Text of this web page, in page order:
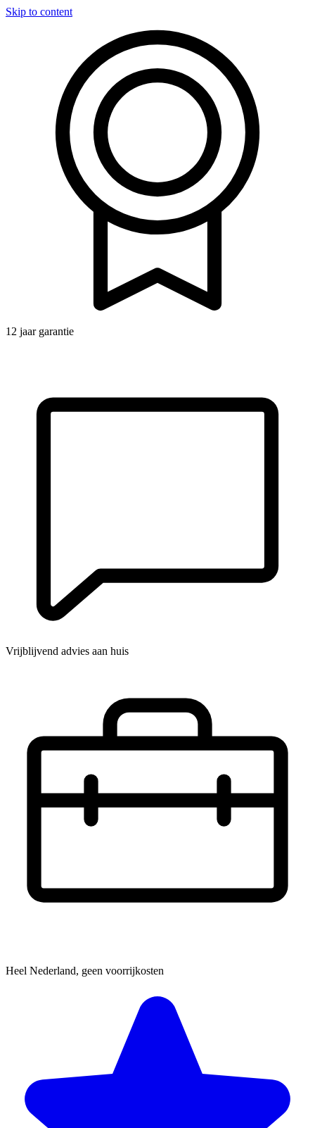
Skip to content
12 jaar garantie
Vrijblijvend advies aan huis
Heel Nederland, geen voorrijkosten